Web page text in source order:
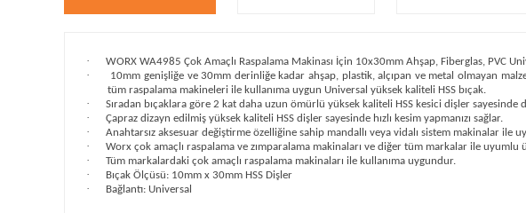
· WORX WA4985 Çok Amaçlı Raspalama Makinası İçin 10x30mm Ahşap, Fiberglas, PVC
·
10mm genişliğe ve 30mm derinliğe kadar ahşap, plastik, alçıpan ve metal olmayan
tüm raspalama makineleri ile kullanıma uygun Universal yüksek kaliteli HSS bıçak.
· Sıradan bıçaklara göre 2 kat daha uzun ömürlü yüksek kaliteli HSS kesici dişler sayesinde
· Çapraz dizayn edilmiş yüksek kaliteli HSS dişler sayesinde hızlı kesim yapmanızı sağlar.
· Anahtarsız aksesuar değiştirme özelliğine sahip mandallı veya vidalı sistem makinalar ile
· Worx çok amaçlı raspalama ve zımparalama makinaları ve diğer tüm markalar ile uyumlu
· Tüm markalardaki çok amaçlı raspalama makinaları ile kullanıma uygundur.
· Bıçak Ölçüsü: 10mm x 30mm HSS Dişler
· Bağlantı: Universal